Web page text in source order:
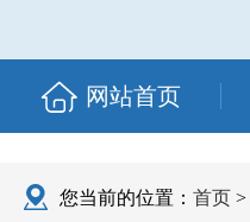
网站首页
您当前的位置： 首页 >